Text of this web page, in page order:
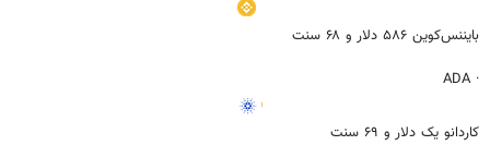
بایننس‌کوین ۵۸۶ دلار و ۶۸ سنت
· ADA
کاردانو یک دلار و ۶۹ سنت